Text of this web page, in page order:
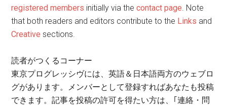
registered members initially via thecontact page. Note
that both readers and editors contribute to the Links and
Creative sections.
読者がつくるコーナー
東京プログレッシヴには、英語＆日本語両方のウェブロ
グがあります。メンバーとして登録すればあなたも投稿
できます。記事を投稿の許可を得たい方は、｢連絡・問